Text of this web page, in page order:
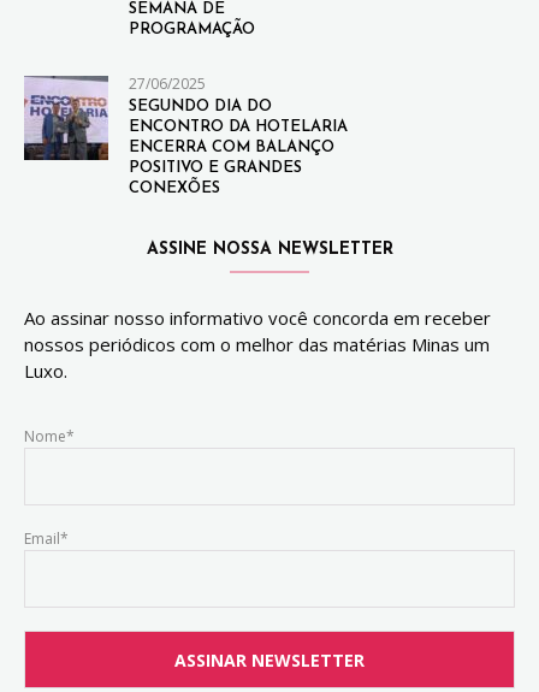
SEMANA DE
PROGRAMAÇÃO
27/06/2025
SEGUNDO DIA DO
ENCONTRO DA HOTELARIA
ENCERRA COM BALANÇO
POSITIVO E GRANDES
CONEXÕES
ASSINE NOSSA NEWSLETTER
Ao assinar nosso informativo você concorda em receber
nossos periódicos com o melhor das matérias Minas um
Luxo.
Nome*
Email*